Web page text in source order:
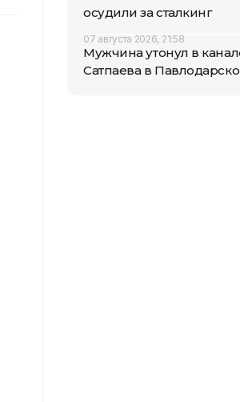
осудили за сталкинг
07 августа 2026, 21:58
Мужчина утонул в
Сатпаева в